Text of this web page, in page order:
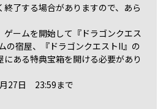
了する場合がありますので、あら
ームを開始して『ドラゴンクエス
の宿屋、『ドラゴンクエストII』の
ある特典宝箱を開ける必要があり
27日 23:59まで